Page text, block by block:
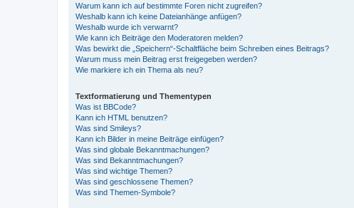
Warum kann ich auf bestimmte Foren nicht zugreifen?
Weshalb kann ich keine Dateianhänge anfügen?
Weshalb wurde ich verwarnt?
Wie kann ich Beiträge den Moderatoren melden?
Was bewirkt die „Speichern“-Schaltfläche beim Schreiben eines Beitrags?
Warum muss mein Beitrag erst freigegeben werden?
Wie markiere ich ein Thema als neu?
Textformatierung und Thementypen
Was ist BBCode?
Kann ich HTML benutzen?
Was sind Smileys?
Kann ich Bilder in meine Beiträge einfügen?
Was sind globale Bekanntmachungen?
Was sind Bekanntmachungen?
Was sind wichtige Themen?
Was sind geschlossene Themen?
Was sind Themen-Symbole?